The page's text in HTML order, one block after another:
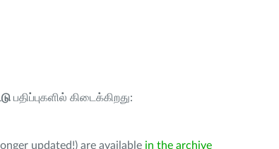
பதிப்புகளில் கிடைக்கிறது:
updated!) are available in the archive